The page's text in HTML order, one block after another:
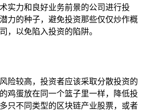
实力和良好业务前景的公司进行投
力的种子，避免投资那些仅仅炒作概
，以免陷入投资的陷阱。
险较高，投资者应该采取分散投资的
鸡蛋放在同一个篮子里一样，降低投
只不同类型的区块链产业股票，或者